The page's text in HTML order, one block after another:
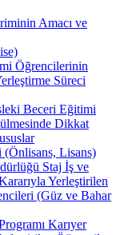
Amacı ve
Öğrencilerinin
Süreci
Beceri Eğitimi
Dikkat
Lisans)
Staj İş ve
Yerleştirilen
(Güz ve Bahar
Karıyer